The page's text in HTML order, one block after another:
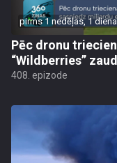
pirms 1 nedēļas, 1
Pēc dronu
“Wildberries”
408. epizode